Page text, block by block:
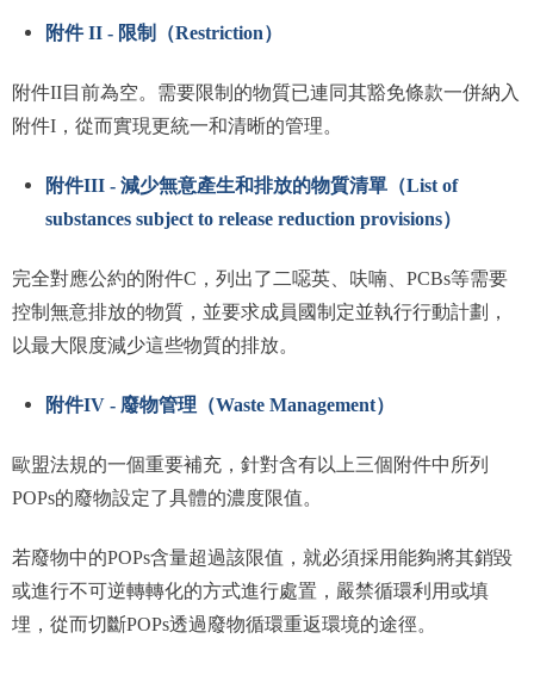
附件 II - 限制（Restriction）
附件II目前為空。需要限制的物質已連同其豁免條款一併納入
附件I，從而實現更統一和清晰的管理。
附件III - 減少無意產生和排放的物質清單（List of
substances subject to release reduction provisions）
完全對應公約的附件C，列出了二噁英、呋喃、PCBs等需要
控制無意排放的物質，並要求成員國制定並執行行動計劃，
以最大限度減少這些物質的排放。
附件IV - 廢物管理（Waste Management）
歐盟法規的一個重要補充，針對含有以上三個附件中所列
POPs的廢物設定了具體的濃度限值。
若廢物中的POPs含量超過該限值，就必須採用能夠將其銷毀
或進行不可逆轉轉化的方式進行處置，嚴禁循環利用或填
埋，從而切斷POPs透過廢物循環重返環境的途徑。